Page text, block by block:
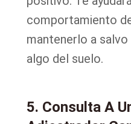
comportamiento
mantenerlo a
algo del suelo.
5. Consulta A